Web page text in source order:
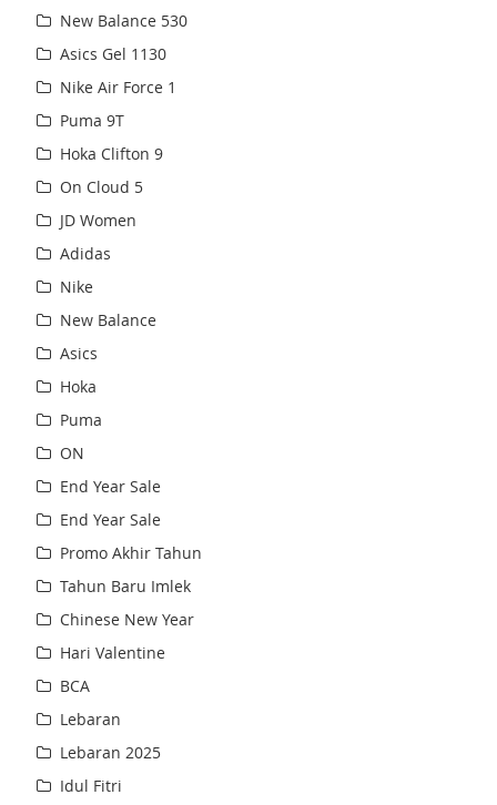
New Balance 530
Asics Gel 1130
Nike Air Force 1
Puma 9T
Hoka Clifton 9
On Cloud 5
JD Women
Adidas
Nike
New Balance
Asics
Hoka
Puma
ON
End Year Sale
End Year Sale
Promo Akhir Tahun
Tahun Baru Imlek
Chinese New Year
Hari Valentine
BCA
Lebaran
Lebaran 2025
Idul Fitri